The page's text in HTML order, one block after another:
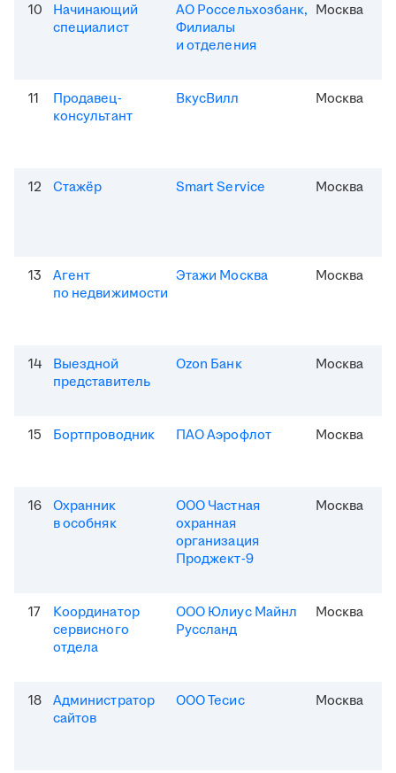
10
Начинающий
специалист
АО Россельхозбанк,
Филиалы
и отделения
Москва
11
Продавец-
консультант
ВкусВилл Москва
12 Стажёр Smart Service Москва
13
Агент
по недвижимости
Этажи Москва Москва
14
Выездной
представитель
Ozon Банк Москва
15 Бортпроводник ПАО Аэрофлот Москва
16
Охранник
в особняк
ООО Частная
охранная
организация
Проджект-9
Москва
17
Координатор
сервисного
отдела
ООО Юлиус Майнл
Руссланд
Москва
18
Администратор
сайтов
ООО Тесис Москва